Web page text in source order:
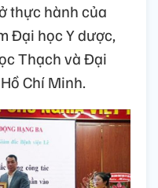
thực hành của
Đại học Y dược,
Thạch và Đại
Chí Minh.